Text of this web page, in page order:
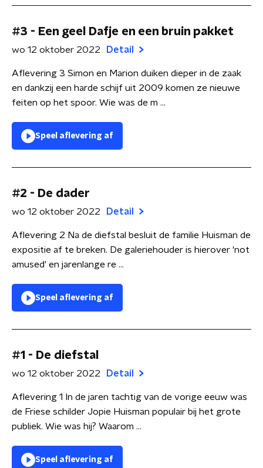
#3 - Een geel Dafje en een bruin pakket
wo 12 oktober 2022 Detail
Aflevering 3 Simon en Marion duiken dieper in de zaak
en dankzij een harde schijf uit 2009 komen ze nieuwe
feiten op het spoor. Wie was de m ...
Speel aflevering af
#2 - De dader
wo 12 oktober 2022 Detail
Aflevering 2 Na de diefstal besluit de familie Huisman de
expositie af te breken. De galeriehouder is hierover 'not
amused' en jarenlange re ...
Speel aflevering af
#1 - De diefstal
wo 12 oktober 2022 Detail
Aflevering 1 In de jaren tachtig van de vorige eeuw was
de Friese schilder Jopie Huisman populair bij het grote
publiek. Wie was hij? Waarom ...
Speel aflevering af